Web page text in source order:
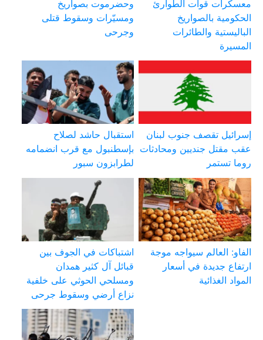
معسكرات قوات الطوارئ
الحكومية بالصواريخ
الباليستية والطائرات
المسيرة
وحضرموت بصواريخ
ومسيّرات وسقوط قتلى
وجرحى
إسرائيل تقصف جنوب لبنان
عقب مقتل جنديين ومحادثات
روما تستمر
استقبال حاشد لصلاح
بإسطنبول مع قرب انضمامه
لطرابزون سبور
الفاو: العالم سيواجه موجة
ارتفاع جديدة في أسعار
المواد الغذائية
اشتباكات في الجوف بين
قبائل آل كثير همدان
ومسلحي الحوثي على خلفية
نزاع أرضي وسقوط جرحى